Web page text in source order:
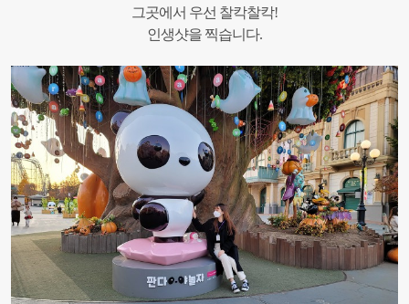
그곳에서 우선 찰칵찰칵!
인생샷을 찍습니다.